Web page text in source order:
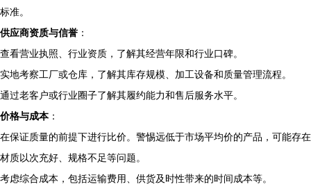
标准。
供应商资质与信誉 ：
查看营业执照、行业资质，了解其经营年限和行业口碑。
实地考察工厂或仓库，了解其库存规模、加工设备和质量管理流程。
通过老客户或行业圈子了解其履约能力和售后服务水平。
价格与成本：
在保证质量的前提下进行比价。警惕远低于市场平均价的产品，可能存在
材质以次充好、规格不足等问题。
考虑综合成本，包括运输费用、供货及时性带来的时间成本等。